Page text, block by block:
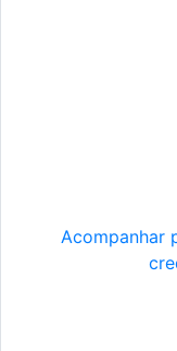
Acompanhar